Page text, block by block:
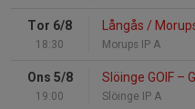
Tor 6/8
18:30
Långås /
Morups IP A
Ons 5/8
19:00
Slöinge GOIF –
Slöinge IP A